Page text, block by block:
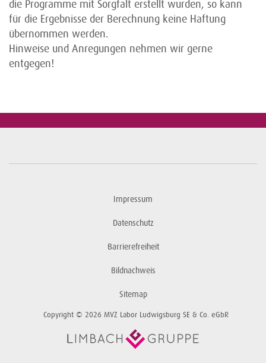
die Programme mit Sorgfalt erstellt wurden, so kann
für die Ergebnisse der Berechnung keine Haftung
übernommen werden.
Hinweise und Anregungen nehmen wir gerne
entgegen!
Impressum
Datenschutz
Barrierefreiheit
Bildnachweis
Sitemap
Copyright © 2026 MVZ Labor Ludwigsburg SE & Co. eGbR